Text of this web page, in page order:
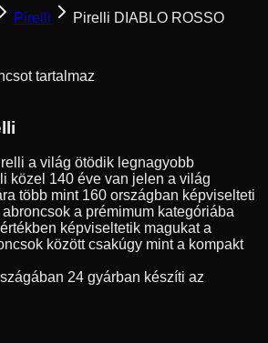
Pirelli
Pirelli DIABLO ROSSO
tartalmaz
a világ ötödik legnagyobb
közel 140 éve van jelen a világ
több mint 160 országban képviselteti
a prémimum kategóriába
képviseltetik magukat a
között csakúgy mint a kompakt
24 gyárban készíti az